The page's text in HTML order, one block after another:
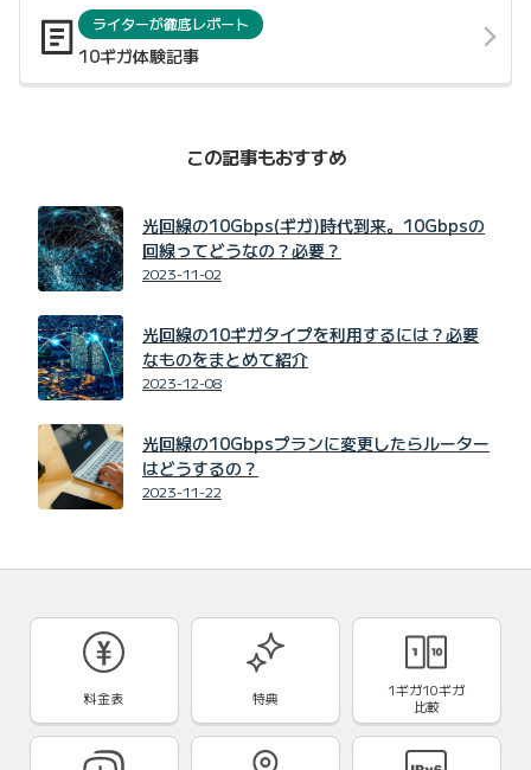
ライターが徹底レポート
10ギガ体験記事
この記事もおすすめ
光回線の10Gbps(ギガ)時代到来。10Gbpsの
回線ってどうなの？必要？
2023-11-02
光回線の10ギガタイプを利用するには？必要
なものをまとめて紹介
2023-12-08
光回線の10Gbpsプランに変更したらルーター
はどうするの？
2023-11-22
料金表 特典
1ギガ10ギガ
比較